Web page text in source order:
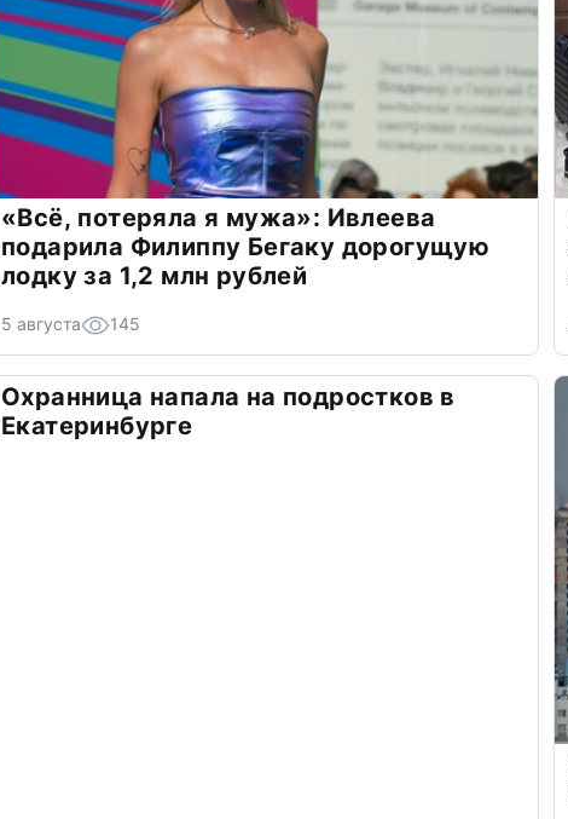
«Всё, потеряла я мужа»: Ивлеева
подарила Филиппу Бегаку дорогущую
лодку за 1,2 млн рублей
5 августа 145
Охранница напала на подростков в
Екатеринбурге